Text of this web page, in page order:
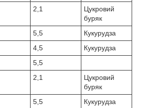
2,1
Цукровий
буряк
5,5
Кукурудза
4,5
Кукурудза
5,5
2,1
Цукровий
буряк
5,5
Кукурудза